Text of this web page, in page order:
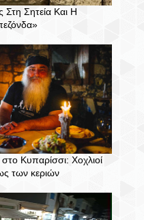
Σητεία Και Η
Κυπαρίσσι: Χοχλιοί
των κεριών